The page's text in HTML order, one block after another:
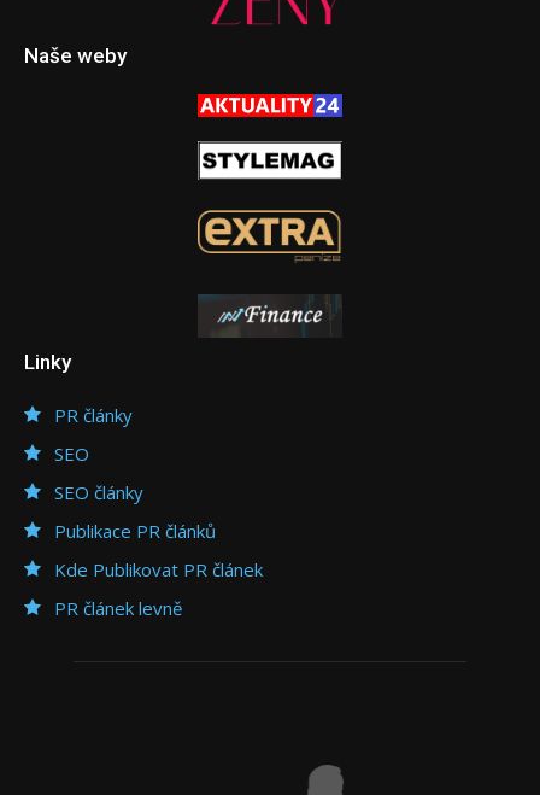
Naše weby
Linky
PR články
SEO
SEO články
Publikace PR článků
Kde Publikovat PR článek
PR článek levně